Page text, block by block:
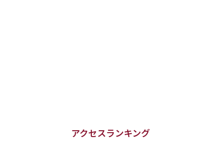
アクセスランキング